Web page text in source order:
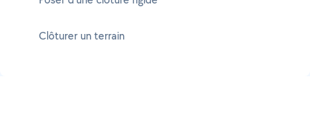
Clôturer un terrain